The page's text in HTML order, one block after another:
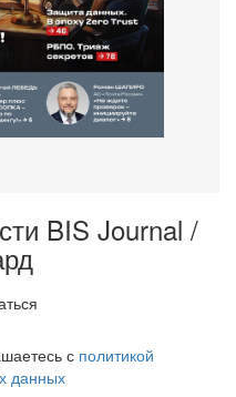
BIS Journal /
с политикой
данных